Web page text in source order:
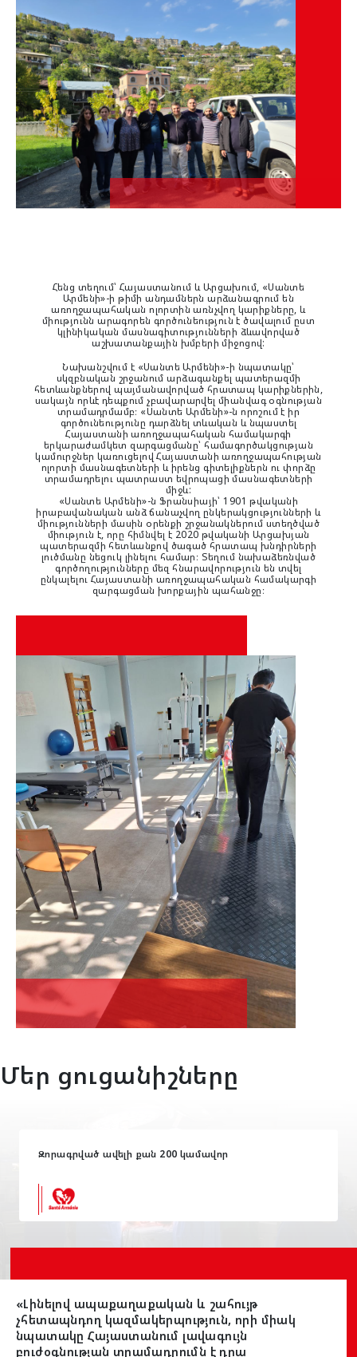
Հենց տեղում՝ Հայաստանում և Արցախում, «Սանտե
Արմենի»-ի թիմի անդամներն արձանագրում են
առողջապահական ոլորտին առնչվող կարիքները, և
միությունն արագորեն գործունեություն է ծավալում ըստ
կլինիկական մասնագիտությունների ձևավորված
աշխատանքային խմբերի միջոցով:
Նախանշվում է «Սանտե Արմենի»-ի նպատակը՝
սկզբնական շրջանում արձագանքել պատերազմի
հետևանքներով պայմանավորված հրատապ կարիքներին,
սակայն որևէ դեպքում չբավարարվել միանվագ օգնության
տրամադրմամբ։ «Սանտե Արմենի»-ն որոշում է իր
գործունեությունը դարձնել տևական և նպաստել
Հայաստանի առողջապահական համակարգի
երկարաժամկետ զարգացմանը՝ համագործակցության
կամուրջներ կառուցելով Հայաստանի առողջապահության
ոլորտի մասնագետների և իրենց գիտելիքներն ու փորձը
տրամադրելու պատրաստ եվրոպացի մասնագետների
միջև:
«Սանտե Արմենի»-ն Ֆրանսիայի՝ 1901 թվականի
իրաբավանական անձ ճանաչվող ընկերակցությունների և
միությունների մասին օրենքի շրջանակներում ստեղծված
միություն է, որը հիմնվել է 2020 թվականի Արցախյան
պատերազմի հետևանքով ծագած հրատապ խնդիրների
լուծմանը նեցուկ լինելու համար։ Տեղում նախաձեռնված
գործողությունները մեզ հնարավորություն են տվել
ընկալելու Հայաստանի առողջապահական համակարգի
զարգացման խորքային պահանջը։
Մեր ցուցանիշները
Զորագրված ավելի քան 200 կամավոր
«Լինելով ապաքաղաքական և շահույթ
չհետապնդող կազմակերպություն, որի միակ
նպատակը Հայաստանում լավագույն
բուժօգնության տրամադրումն է դրա